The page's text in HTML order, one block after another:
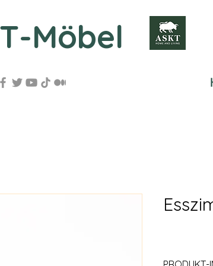
Möbel